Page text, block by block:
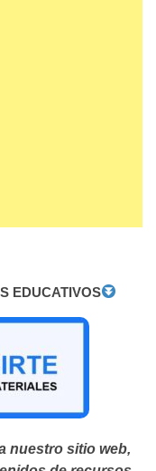
EDUCATIVOS
nuestro sitio web,